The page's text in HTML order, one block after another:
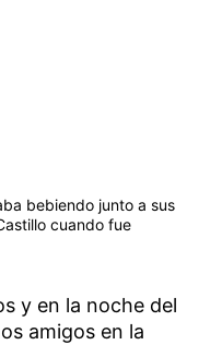
bebiendo junto a sus
cuando fue
y en la noche del
amigos en la